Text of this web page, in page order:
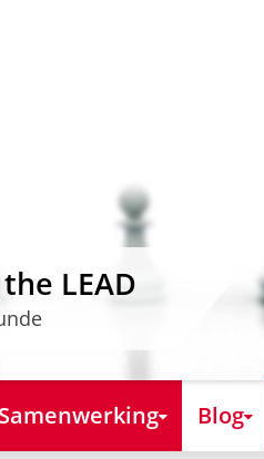
LEAD
Samenwerking Blog